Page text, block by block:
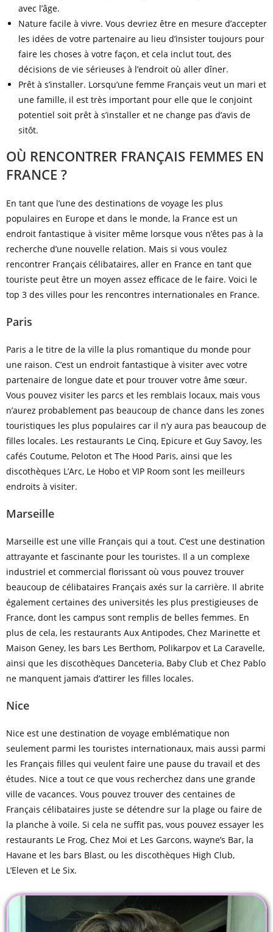
avec l’âge.
Nature facile à vivre. Vous devriez être en mesure d’accepter
les idées de votre partenaire au lieu d’insister toujours pour
faire les choses à votre façon, et cela inclut tout, des
décisions de vie sérieuses à l’endroit où aller dîner.
Prêt à s’installer. Lorsqu’une femme Français veut un mari et
une famille, il est très important pour elle que le conjoint
potentiel soit prêt à s’installer et ne change pas d’avis de
sitôt.
OÙ RENCONTRER FRANÇAIS FEMMES EN
FRANCE ?
En tant que l’une des destinations de voyage les plus
populaires en Europe et dans le monde, la France est un
endroit fantastique à visiter même lorsque vous n’êtes pas à la
recherche d’une nouvelle relation. Mais si vous voulez
rencontrer Français célibataires, aller en France en tant que
touriste peut être un moyen assez efficace de le faire. Voici le
top 3 des villes pour les rencontres internationales en France.
Paris
Paris a le titre de la ville la plus romantique du monde pour
une raison. C’est un endroit fantastique à visiter avec votre
partenaire de longue date et pour trouver votre âme sœur.
Vous pouvez visiter les parcs et les remblais locaux, mais vous
n’aurez probablement pas beaucoup de chance dans les zones
touristiques les plus populaires car il n’y aura pas beaucoup de
filles locales. Les restaurants Le Cinq, Epicure et Guy Savoy, les
cafés Coutume, Peloton et The Hood Paris, ainsi que les
discothèques L’Arc, Le Hobo et VIP Room sont les meilleurs
endroits à visiter.
Marseille
Marseille est une ville Français qui a tout. C’est une destination
attrayante et fascinante pour les touristes. Il a un complexe
industriel et commercial florissant où vous pouvez trouver
beaucoup de célibataires Français axés sur la carrière. Il abrite
également certaines des universités les plus prestigieuses de
France, dont les campus sont remplis de belles femmes. En
plus de cela, les restaurants Aux Antipodes, Chez Marinette et
Maison Geney, les bars Les Berthom, Polikarpov et La Caravelle,
ainsi que les discothèques Danceteria, Baby Club et Chez Pablo
ne manquent jamais d’attirer les filles locales.
Nice
Nice est une destination de voyage emblématique non
seulement parmi les touristes internationaux, mais aussi parmi
les Français filles qui veulent faire une pause du travail et des
études. Nice a tout ce que vous recherchez dans une grande
ville de vacances. Vous pouvez trouver des centaines de
Français célibataires juste se détendre sur la plage ou faire de
la planche à voile. Si cela ne suffit pas, vous pouvez essayer les
restaurants Le Frog, Chez Moi et Les Garcons, wayne’s Bar, la
Havane et les bars Blast, ou les discothèques High Club,
L’Eleven et Le Six.